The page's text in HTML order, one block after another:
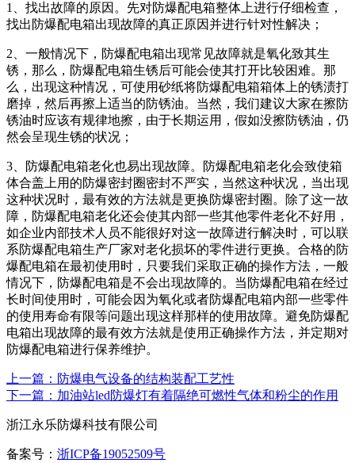
1、找出故障的原因。先对防爆配电箱整体上进行仔细检查，
找出防爆配电箱出现故障的真正原因并进行针对性解决；
2、一般情况下，防爆配电箱出现常见故障就是氧化致其生
锈，那么，防爆配电箱生锈后可能会使其打开比较困难。那
么，出现这种情况，可使用砂纸将防爆配电箱箱体上的锈渍打
磨掉，然后再擦上适当的防锈油。当然，我们建议大家在擦防
锈油时应该有规律地擦，由于长期运用，假如没擦防锈油，仍
然会呈现生锈的状况；
3、防爆配电箱老化也易出现故障。防爆配电箱老化会致使箱
体合盖上用的防爆密封圈密封不严实，当然这种状况，当出现
这种状况时，最有效的方法就是更换防爆密封圈。除了这一故
障，防爆配电箱老化还会使其内部一些其他零件老化不好用，
如企业内部技术人员不能很好对这一故障进行解决时，可以联
系防爆配电箱生产厂家对老化损坏的零件进行更换。合格的防
爆配电箱在最初使用时，只要我们采取正确的操作方法，一般
情况下，防爆配电箱是不会出现故障的。当防爆配电箱在经过
长时间使用时，可能会因为氧化或者防爆配电箱内部一些零件
的使用寿命有限等问题出现这样那样的使用故障。避免防爆配
电箱出现故障的最有效方法就是使用正确操作方法，并定期对
防爆配电箱进行保养维护。
上一篇：防爆电气设备的结构装配工艺性
下一篇：加油站led防爆灯有着隔绝可燃性气体和粉尘的作用
浙江永乐防爆科技有限公司
备案号： 浙ICP备19052509号